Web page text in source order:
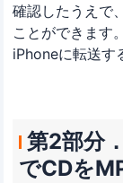
確認したうえで
ことができます
iPhoneに転送す
第2部分
でCDを